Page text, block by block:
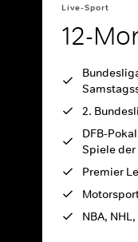
Live-Sport
12-
2.
DFB-
Spiele der
Premier
NBA,